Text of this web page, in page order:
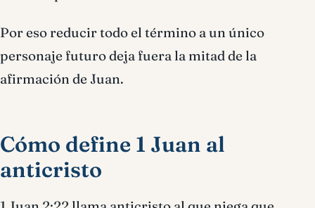
Por eso reducir todo el término a un único
personaje futuro deja fuera la mitad de la
afirmación de Juan.
Cómo define 1 Juan al
anticristo